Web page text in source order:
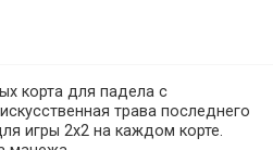
корта для падела с
трава последнего
игры 2х2 на каждом корте.